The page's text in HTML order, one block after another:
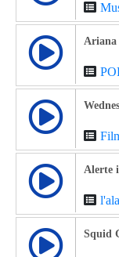
Ariana
Alerte
Squid